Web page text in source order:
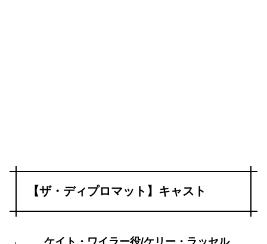
【ザ・ディプロマット】キャスト
ケイト・ワイラー役/ケリー・ラッセル